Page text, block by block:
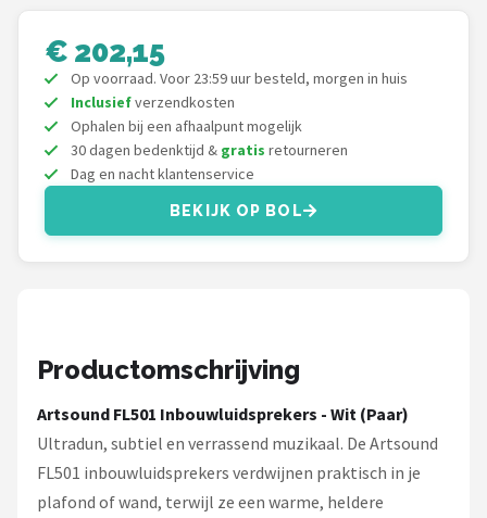
Teufel
ArtSound
JBL
Ultimea
Carlinkit
Alle merken →
€ 202,15
Op voorraad. Voor 23:59 uur besteld, morgen in huis
Inclusiefverzendkosten
Ophalen bij een afhaalpunt mogelijk
30 dagen bedenktijd & gratis retourneren
Dag en nacht klantenservice
BEKIJK OP BOL
Productomschrijving
Artsound FL501 Inbouwluidsprekers - Wit (Paar)
Ultradun, subtiel en verrassend muzikaal. De Artsound
FL501 inbouwluidsprekers verdwijnen praktisch in je
plafond of wand, terwijl ze een warme, heldere